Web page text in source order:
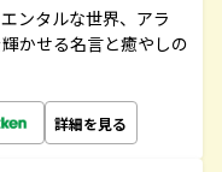
ンタルな世界、アラ
かせる名言と癒やしの
詳細を見る